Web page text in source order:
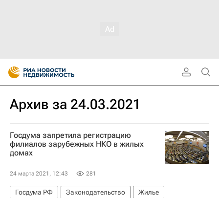
Архив за 24.03.2021
Госдума запретила регистрацию
филиалов зарубежных НКО в жилых
домах
24 марта 2021, 12:43 281
Госдума РФ Законодательство Жилье